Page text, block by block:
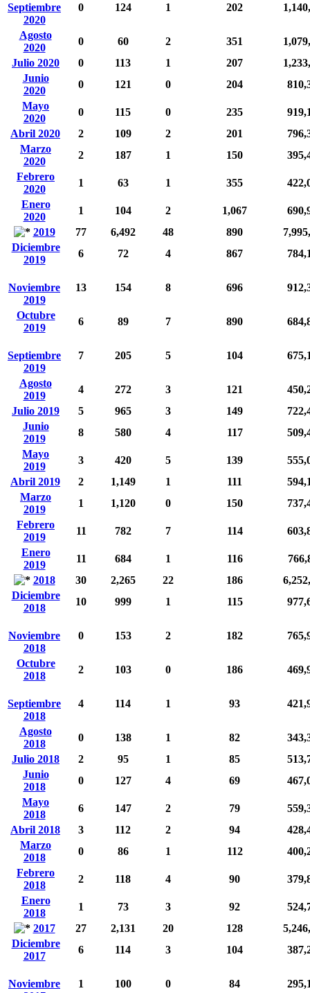
Septiembre
2020
0 124 1 202
Agosto
2020
0 60 2 351
Julio 2020
0 113 1 207
Junio
2020
0 121 0 204
Mayo
2020
0 115 0 235
Abril 2020
2 109 2 201
Marzo
2020
2 187 1 150
Febrero
2020
1 63 1 355
Enero
2020
1 104 2 1,067
2019
77 6,492 48 890
Diciembre
2019
6 72 4 867
Noviembre
2019
13 154 8 696
Octubre
2019
6 89 7 890
Septiembre
2019
7 205 5 104
Agosto
2019
4 272 3 121
Julio 2019
5 965 3 149
Junio
2019
8 580 4 117
Mayo
2019
3 420 5 139
Abril 2019
2 1,149 1 111
Marzo
2019
1 1,120 0 150
Febrero
2019
11 782 7 114
Enero
2019
11 684 1 116
2018
30 2,265 22 186
Diciembre
2018
10 999 1 115
Noviembre
2018
0 153 2 182
Octubre
2018
2 103 0 186
Septiembre
2018
4 114 1 93
Agosto
2018
0 138 1 82
Julio 2018
2 95 1 85
Junio
2018
0 127 4 69
Mayo
2018
6 147 2 79
Abril 2018
3 112 2 94
Marzo
2018
0 86 1 112
Febrero
2018
2 118 4 90
Enero
2018
1 73 3 92
2017
27 2,131 20 128
Diciembre
2017
6 114 3 104
Noviembre
1 100 0 84